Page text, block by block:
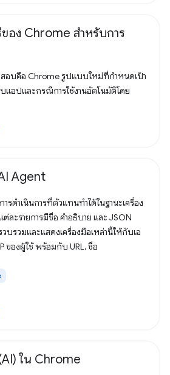
อง Chrome สำหรับการ
อบคือ Chrome รูปแบบใหม่ที่กำหนดเป้า
แอปและกรณีการใช้งานอัตโนมัติโดย
Agent
รดำเนินการที่ตัวแทนทำได้ในฐานะเครื่อง
ละรายการมีชื่อ คำอธิบาย และ JSON
วบรวมและแสดงเครื่องมือเหล่านี้ให้กับเอ
ของผู้ใช้ พร้อมกับ URL, ชื่อ
ใน Chrome